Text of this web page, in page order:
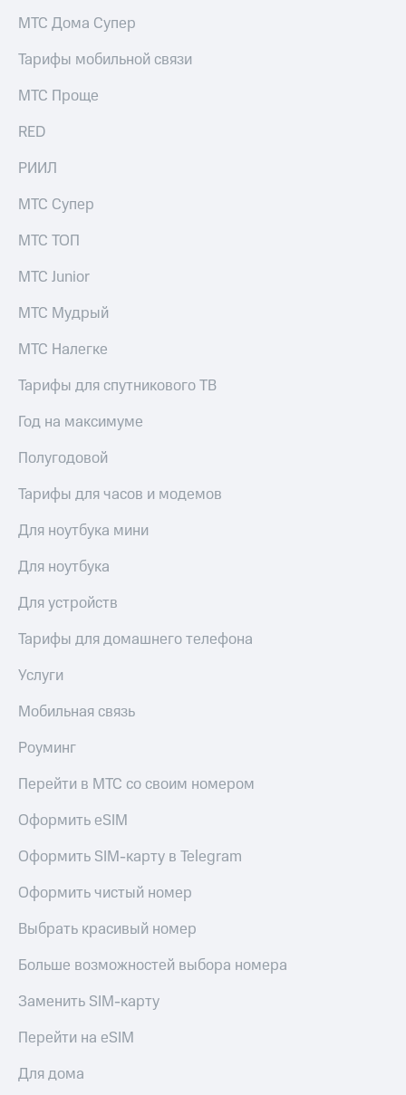
МТС Дома Супер
Тарифы мобильной связи
МТС Проще
RED
РИИЛ
МТС Супер
МТС ТОП
МТС Junior
МТС Мудрый
МТС Налегке
Тарифы для спутникового ТВ
Год на максимуме
Полугодовой
Тарифы для часов и модемов
Для ноутбука мини
Для ноутбука
Для устройств
Тарифы для домашнего телефона
Услуги
Мобильная связь
Роуминг
Перейти в МТС со своим номером
Оформить eSIM
Оформить SIM-карту в Telegram
Оформить чистый номер
Выбрать красивый номер
Больше возможностей выбора номера
Заменить SIM-карту
Перейти на eSIM
Для дома